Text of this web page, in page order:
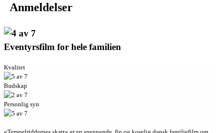
Anmeldelser
Eventyrsfilm for hele familien
Kvalitet
Budskap
Personlig syn